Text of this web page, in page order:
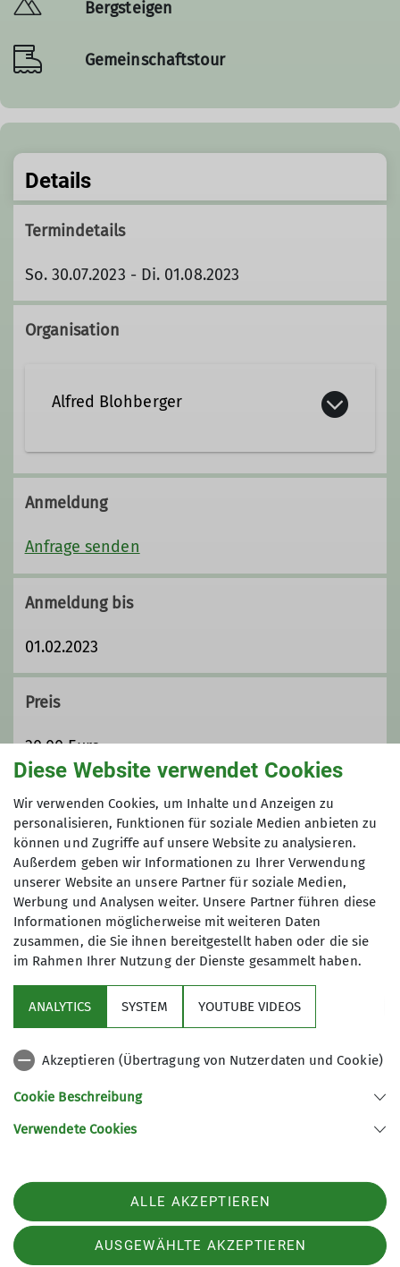
Bergsteigen
Gemeinschaftstour
Details
Termindetails
So. 30.07.2023 - Di. 01.08.2023
Organisation
Alfred Blohberger
alfred.blohberger@dav-sr.de
Qualifikationen
Ämter
Anmeldung
Anfrage senden
Anmeldung bis
01.02.2023
Preis
30,00 Euro
Maximale Teilnehmeranzahl
7
Service
Links
94315 Straubing
Telefon +49942180965
Diese Website verwendet Cookies
Wir verwenden Cookies, um Inhalte und Anzeigen zu
personalisieren, Funktionen für soziale Medien anbieten zu
können und Zugriffe auf unsere Website zu analysieren.
Außerdem geben wir Informationen zu Ihrer Verwendung
unserer Website an unsere Partner für soziale Medien,
Werbung und Analysen weiter. Unsere Partner führen diese
Informationen möglicherweise mit weiteren Daten
zusammen, die Sie ihnen bereitgestellt haben oder die sie
im Rahmen Ihrer Nutzung der Dienste gesammelt haben.
ANALYTICS SYSTEM YOUTUBE VIDEOS
Akzeptieren (Übertragung von Nutzerdaten und Cookie)
Cookie Beschreibung
Verwendete Cookies
ALLE AKZEPTIEREN
AUSGEWÄHLTE AKZEPTIEREN